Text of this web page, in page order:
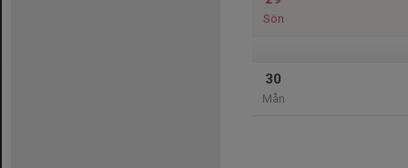
Sön
30
Mån